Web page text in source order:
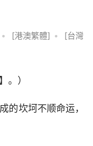
• [港澳繁體] •
[台灣
。）
的坎坷不顺命运，